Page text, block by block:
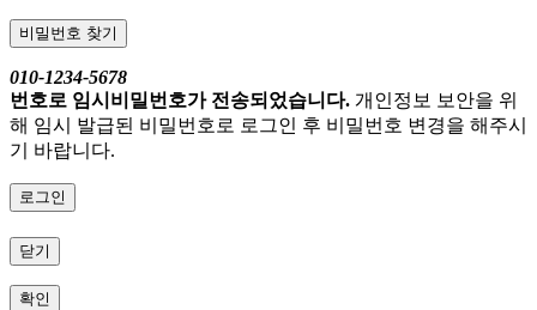
비밀번호 찾기
010-1234-5678
번호로 임시비밀번호가 전송되었습니다. 개인정보 보안을 위
해 임시 발급된 비밀번호로 로그인 후 비밀번호 변경을 해주시
기 바랍니다.
로그인
닫기
확인